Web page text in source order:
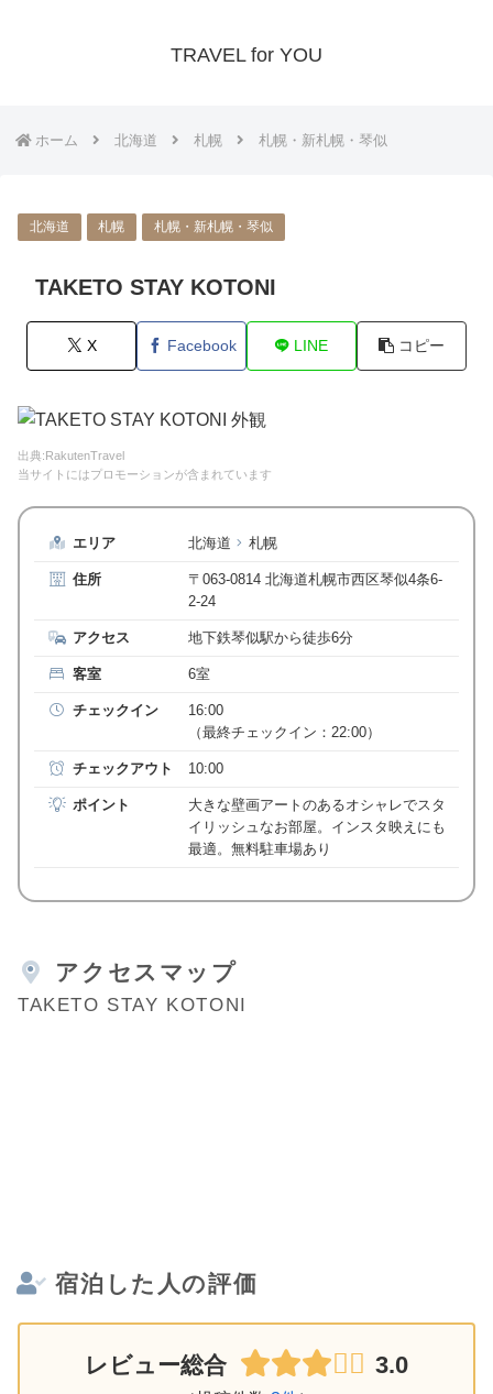
TRAVEL for YOU
ホーム 北海道 札幌 札幌・新札幌・琴似
北海道 札幌 札幌・新札幌・琴似
TAKETO STAY KOTONI
X Facebook LINE コピー
出典:RakutenTravel
当サイトにはプロモーションが含まれています
エリア 北海道 札幌
住所
〒063-0814 北海道札幌市西区琴似4条6-
2-24
アクセス 地下鉄琴似駅から徒歩6分
客室 6室
チェックイン
16:00
（最終チェックイン：22:00）
チェックアウト 10:00
ポイント
大きな壁画アートのあるオシャレでスタ
イリッシュなお部屋。インスタ映えにも
最適。無料駐車場あり
アクセスマップ
TAKETO STAY KOTONI
宿泊した人の評価
レビュー総合 3.0